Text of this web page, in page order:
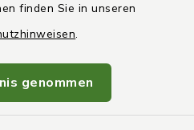
finden Sie in unseren
.
genommen